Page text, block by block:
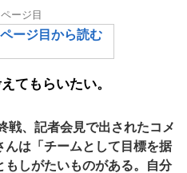
ページ目
ージ目から読む
てもらいたい。
、記者会見で出されたコメ
んは「チームとして目標を据
もしがたいものがある。自分